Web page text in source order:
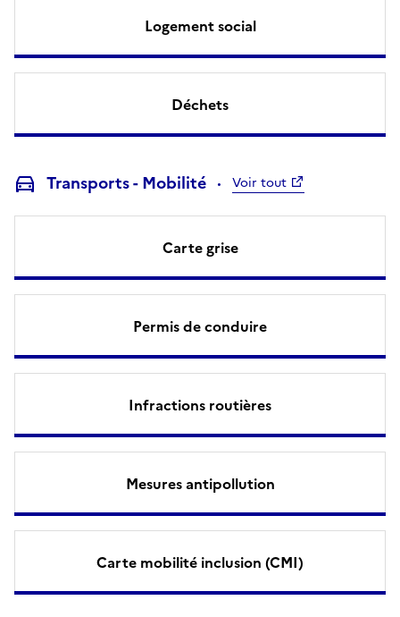
Logement social
Déchets
Transports - Mobilité Voir tout
Carte grise
Permis de conduire
Infractions routières
Mesures antipollution
Carte mobilité inclusion (CMI)